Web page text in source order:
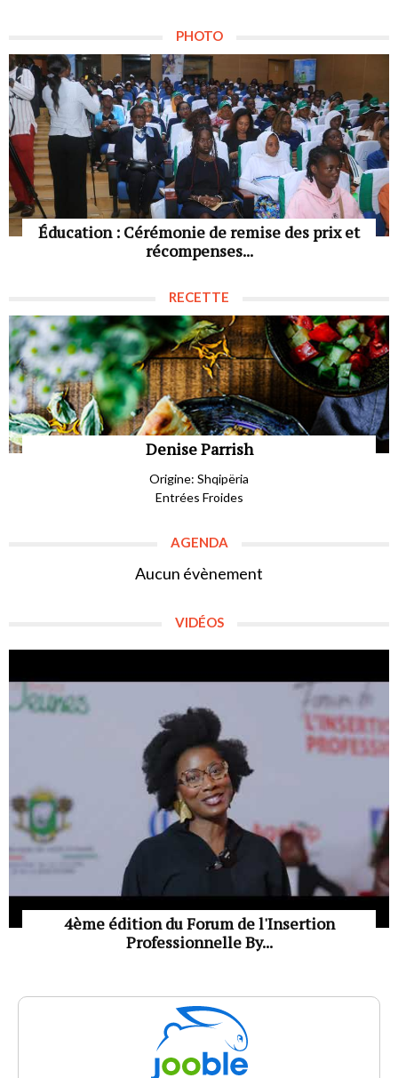
PHOTO
Éducation : Cérémonie de remise des prix et
récompenses...
RECETTE
Denise Parrish
Origine: Shqipëria
Entrées Froides
AGENDA
Aucun évènement
VIDÉOS
4ème édition du Forum de l'Insertion
Professionnelle By...